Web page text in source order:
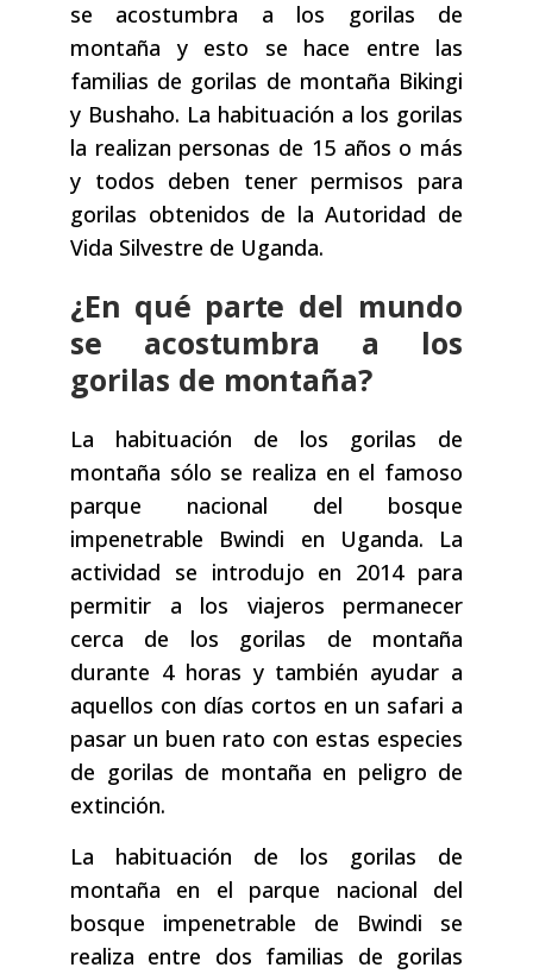
se acostumbra a los gorilas de
montaña y esto se hace entre las
familias de gorilas de montaña Bikingi
y Bushaho. La habituación a los gorilas
la realizan personas de 15 años o más
y todos deben tener permisos para
gorilas obtenidos de la Autoridad de
Vida Silvestre de Uganda.
¿En qué parte del mundo
se acostumbra a los
gorilas de montaña?
La habituación de los gorilas de
montaña sólo se realiza en el famoso
parque nacional del bosque
impenetrable Bwindi en Uganda. La
actividad se introdujo en 2014 para
permitir a los viajeros permanecer
cerca de los gorilas de montaña
durante 4 horas y también ayudar a
aquellos con días cortos en un safari a
pasar un buen rato con estas especies
de gorilas de montaña en peligro de
extinción.
La habituación de los gorilas de
montaña en el parque nacional del
bosque impenetrable de Bwindi se
realiza entre dos familias de gorilas